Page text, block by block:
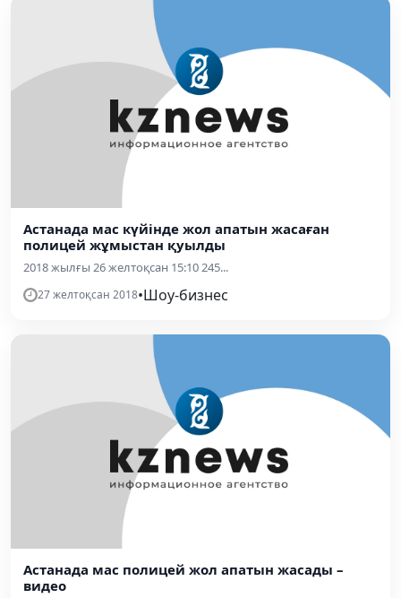
Астанада мас күйінде жол апатын жасаған
полицей жұмыстан қуылды
2018 жылғы 26 желтоқсан 15:10 245...
27 желтоқсан 2018•Шоу-бизнес
Астанада мас полицей жол апатын жасады –
видео